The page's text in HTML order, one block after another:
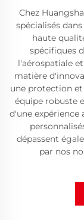
Chez
spécialisés
haute
spécifiques
l'aérospatiale
matière
une protection
équipe robuste
d'une expérience
dépassent
par nos